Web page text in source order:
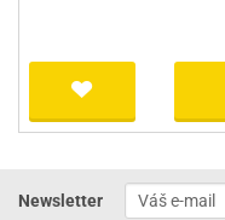
Newsletter